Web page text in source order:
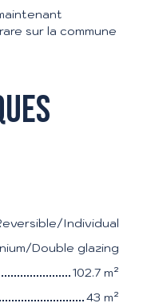
sur la commune
Individual
Double glazing
102.7 m²
43 m²